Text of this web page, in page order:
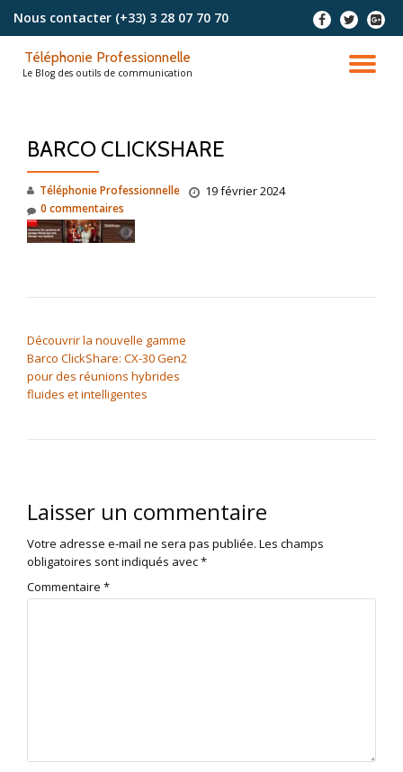
contenu
Nous contacter (+33) 3 28 07 70 70 - - -
Téléphonie Professionnelle
Le Blog des outils de communication
BARCO CLICKSHARE
Téléphonie Professionnelle 19 février 2024
0 commentaires
Découvrir la nouvelle gamme
Barco ClickShare: CX-30 Gen2
pour des réunions hybrides
fluides et intelligentes
Laisser un commentaire
Votre adresse e-mail ne sera pas publiée. Les champs
obligatoires sont indiqués avec*
Commentaire *